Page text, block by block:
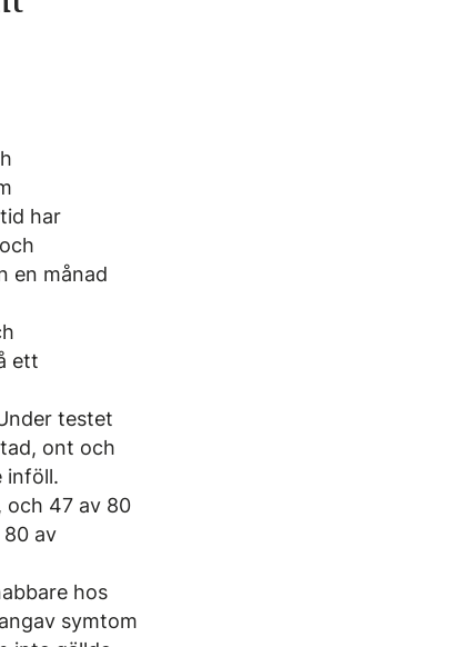
har
en månad
ett
testet
ont och
inföll.
och 47 av 80
av
hos
symtom